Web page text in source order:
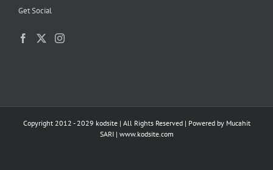
Get Social
Copyright 2012 - 2029 kodsite | All Rights Reserved | Powered by Mucahit
SARI| www.kodsite.com